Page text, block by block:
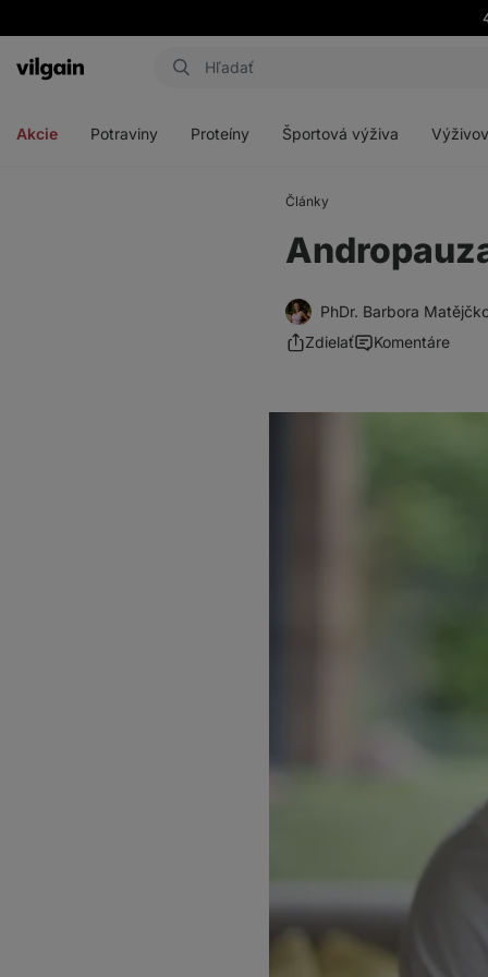
Eshop
Akcie Potraviny Proteíny Športová výživa
Články
PhDr. Barbora
Zdielať
Komentáre